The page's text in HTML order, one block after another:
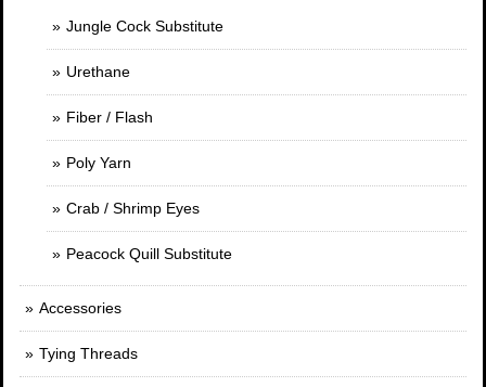
Jungle Cock Substitute
Urethane
Fiber / Flash
Poly Yarn
Crab / Shrimp Eyes
Peacock Quill Substitute
Accessories
Tying Threads